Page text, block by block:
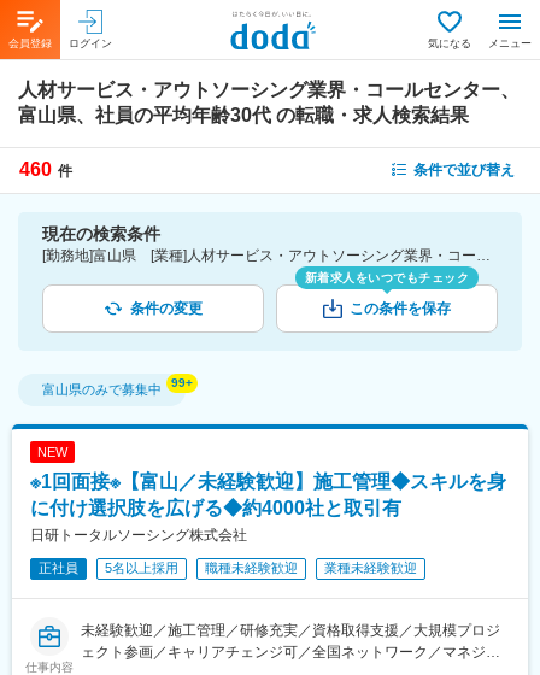
会員登録 ログイン 気になる メニュー
人材サービス・アウトソーシング業界・コールセンター、
富山県、社員の平均年齢30代 の転職・求人検索結果
460 件 条件で並び替え
現在の検索条件
[勤務地]富山県 [業種]人材サービス・アウトソーシング業界・コールセンター [詳細条件](社員の平均年齢)30代
条件の変更
新着求人をいつでもチェック
この条件を保存
富山県のみで募集中
NEW
※1回面接※【富山／未経験歓迎】施工管理◆スキルを身
に付け選択肢を広げる◆約4000社と取引有
日研トータルソーシング株式会社
正社員 5名以上採用 職種未経験歓迎 業種未経験歓迎
仕事内容
未経験歓迎／施工管理／研修充実／資格取得支援／大規模プロジ
ェクト参画／キャリアチェンジ可／全国ネットワーク／マネジメ